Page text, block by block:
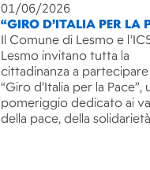
01/06/2026
“GIRO D’ITALIA PER LA
Il Comune di Lesmo e
Lesmo invitano tutta la
cittadinanza a partecipare
“Giro d’Italia per la Pace”,
pomeriggio dedicato ai
della pace, della